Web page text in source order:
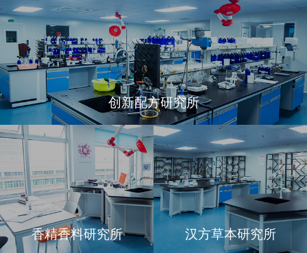
创新配方研究所
香精香料研究所 汉方草本研究所